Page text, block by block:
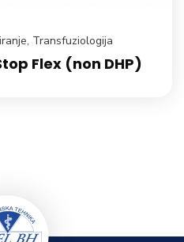
, Transfuziologija
Flex (non DHP)